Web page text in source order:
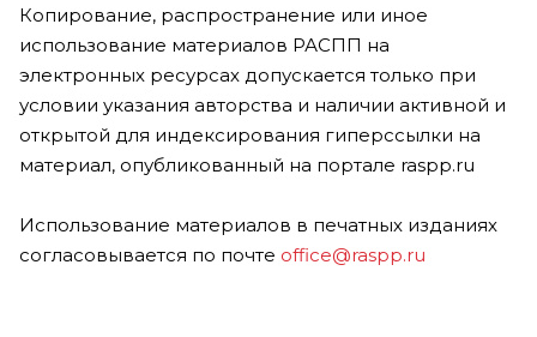
Копирование, распространение или иное
использование материалов РАСПП на
электронных ресурсах допускается только при
условии указания авторства и наличии активной и
открытой для индексирования гиперссылки на
материал, опубликованный на портале raspp.ru
Использование материалов в печатных изданиях
согласовывается по почте office@raspp.ru